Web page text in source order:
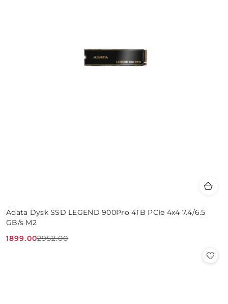
Adata Dysk SSD LEGEND 900Pro 4TB PCIe 4x4 7.4/6.5
GB/s M2
Cena
1899.00
Cena
2952.00